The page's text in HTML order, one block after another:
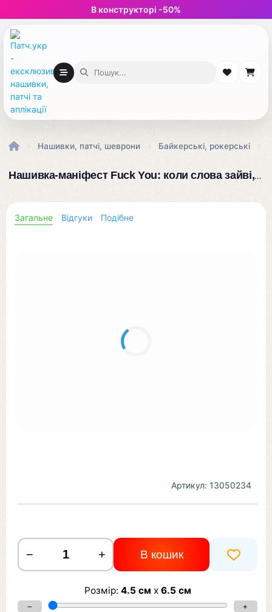
В конструкторі -50%
› Нашивки, патчі, шеврони › Байкерські, рокерські ›
Нашивка-маніфест Fuck You: коли слова зайві, а посил чіткий і безкомпромісний. Твій середній палець світу!
Загальне Відгуки Подібне
Артикул: 13050234
− + В кошик
Розмір: 4.5см x 6.5см
− +